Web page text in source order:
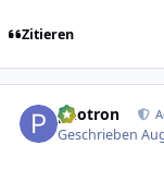
Zitieren
photron
Geschrieben